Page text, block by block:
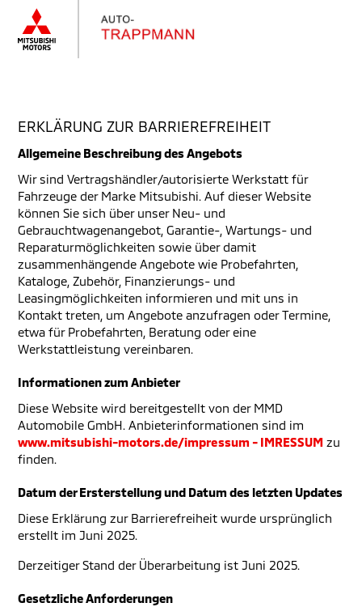
ERKLÄRUNG ZUR BARRIEREFREIHEIT
Allgemeine Beschreibung des Angebots
Wir sind Vertragshändler/autorisierte Werkstatt für
Fahrzeuge der Marke Mitsubishi. Auf dieser Website
können Sie sich über unser Neu- und
Gebrauchtwagenangebot, Garantie-, Wartungs- und
Reparaturmöglichkeiten sowie über damit
zusammenhängende Angebote wie Probefahrten,
Kataloge, Zubehör, Finanzierungs- und
Leasingmöglichkeiten informieren und mit uns in
Kontakt treten, um Angebote anzufragen oder Termine,
etwa für Probefahrten, Beratung oder eine
Werkstattleistung vereinbaren.
Informationen zum Anbieter
Diese Website wird bereitgestellt von der MMD
Automobile GmbH. Anbieterinformationen sind im
www.mitsubishi-motors.de/impressum - IMRESSUM zu
finden.
Datum der Ersterstellung und Datum des letzten Updates
Diese Erklärung zur Barrierefreiheit wurde ursprünglich
erstellt im Juni 2025.
Derzeitiger Stand der Überarbeitung ist Juni 2025.
Gesetzliche Anforderungen